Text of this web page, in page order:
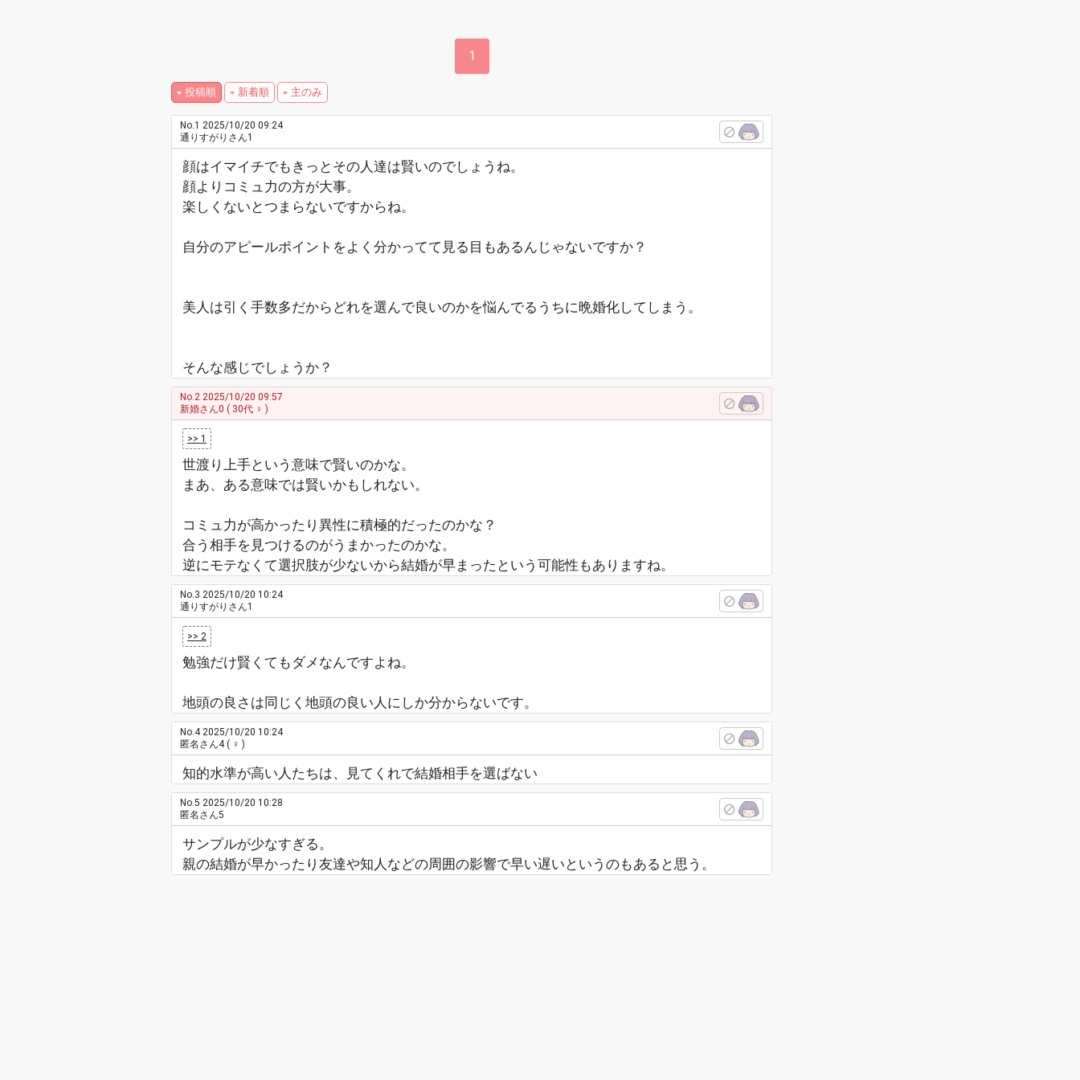
1
投稿順 新着順 主のみ
No.1 2025/10/20 09:24
通りすがりさん1
顔はイマイチでもきっとその人達は賢いのでしょうね。
顔よりコミュ力の方が大事。
楽しくないとつまらないですからね。
自分のアピールポイントをよく分かってて見る目もあるんじゃないですか？
美人は引く手数多だからどれを選んで良いのかを悩んでるうちに晩婚化してしまう。
そんな感じでしょうか？
No.2 2025/10/20 09:57
新婚さん0 ( 30代 ♀ )
>> 1
世渡り上手という意味で賢いのかな。
まあ、ある意味では賢いかもしれない。
コミュ力が高かったり異性に積極的だったのかな？
合う相手を見つけるのがうまかったのかな。
逆にモテなくて選択肢が少ないから結婚が早まったという可能性もありますね。
No.3 2025/10/20 10:24
通りすがりさん1
>> 2
勉強だけ賢くてもダメなんですよね。
地頭の良さは同じく地頭の良い人にしか分からないです。
No.42025/10/20 10:24
匿名さん4( ♀ )
知的水準が高い人たちは、見てくれで結婚相手を選ばない
No.5 2025/10/20 10:28
匿名さん5
サンプルが少なすぎる。
親の結婚が早かったり友達や知人などの周囲の影響で早い遅いというのもあると思う。